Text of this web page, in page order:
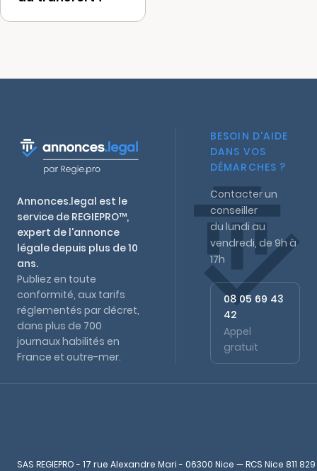
Certains contrats
peuvent prévoir
spécifiques.
Annonces.legal est le
service de REGIEPRO™,
expert de l'annonce
légale depuis plus de 10
ans.
Publiez en toute
conformité, aux tarifs
réglementés par décret,
dans plus de 700
journaux habilités en
France et outre-mer.
BESOIN D'AIDE
DANS VOS
DÉMARCHES ?
Contacter un
conseiller
du lundi au
vendredi, de 9h à
17h
08 05 69 43
42
Appel
gratuit
SAS REGIEPRO - 17 rue Alexandre Mari - 06300 Nice — RCS Nice 811